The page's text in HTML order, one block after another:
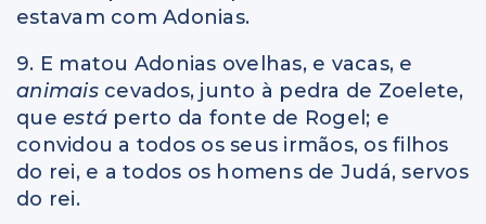
estavam com Adonias.
9. E matou Adonias ovelhas, e vacas, e
animais cevados, junto à pedra de Zoelete,
que está perto da fonte de Rogel; e
convidou a todos os seus irmãos, os filhos
do rei, e a todos os homens de Judá, servos
do rei.